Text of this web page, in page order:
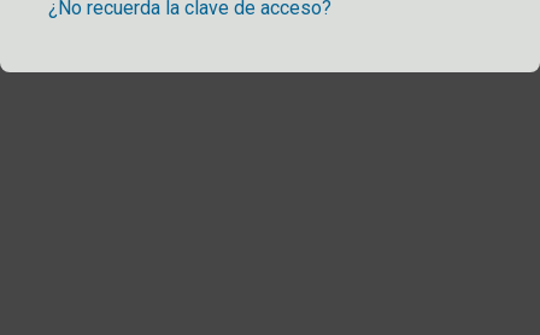
¿No recuerda la clave de acceso?